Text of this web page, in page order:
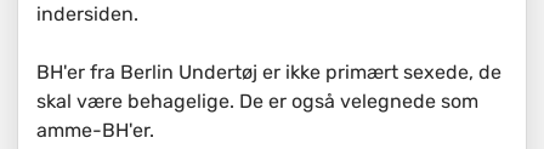
indersiden.
BH'er fra Berlin Undertøj er ikke primært sexede, de
skal være behagelige. De er også velegnede som
amme-BH'er.